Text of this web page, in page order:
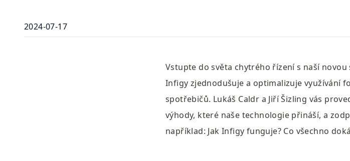
2024-07-17
Vstupte do světa chytrého řízení s naší
Infigy zjednodušuje a optimalizuje využívání
spotřebičů. Lukáš Caldr a Jiří Šizling vás
výhody, které naše technologie přináší, a
například: Jak Infigy funguje? Co všechno